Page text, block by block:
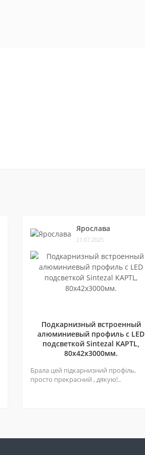
Ярослава
21.07.2025
Подкарнизный встроенный
алюминиевый профиль с LED
подсветкой Sintezal KAPTL,
80х42x3000мм.
Брала цей підкарнизний профіль,
просто прекрасний , дякую!..